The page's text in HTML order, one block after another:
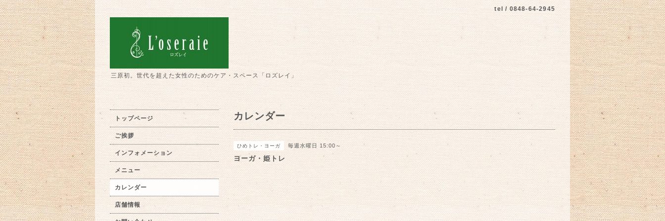
tel / 0848-64-2945
三原初。世代を超えた女性のためのケア・スペース「ロズレイ」
カレンダー
ひめトレ・ヨーガ 毎週水曜日 15:00～
ヨーガ・姫トレ
トップページ
ご挨拶
インフォメーション
メニュー
カレンダー
店舗情報